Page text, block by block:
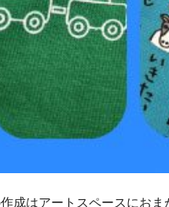
成はアートスペースにおま